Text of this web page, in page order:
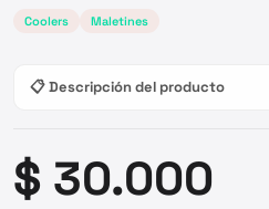
Coolers Maletines
📋 Descripción del producto
$ 30.000